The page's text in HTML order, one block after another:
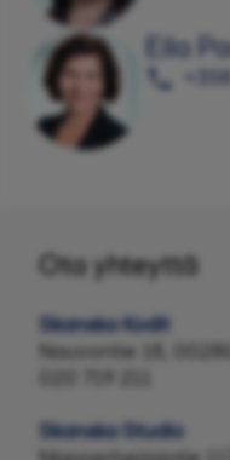
Eila
Ota yhteyttä
Skanska Kodit
Nauvontie 18,
Skanska Studio